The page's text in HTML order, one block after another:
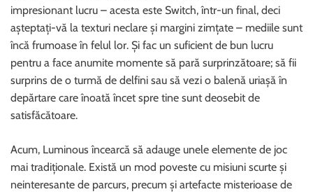
impresionant lucru – acesta este Switch, într-un final, deci
așteptați-vă la texturi neclare și margini zimțate – mediile sunt
încă frumoase în felul lor. Și fac un suficient de bun lucru
pentru a face anumite momente să pară surprinzătoare; să fii
surprins de o turmă de delfini sau să vezi o balenă uriașă în
depărtare care înoată încet spre tine sunt deosebit de
satisfăcătoare.
Acum, Luminous încearcă să adauge unele elemente de joc
mai tradiționale. Există un mod poveste cu misiuni scurte și
neinteresante de parcurs, precum și artefacte misterioase de